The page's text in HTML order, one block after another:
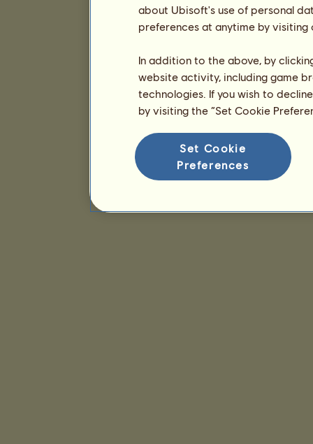
about Ubisoft's use of personal
preferences at anytime by
In addition to the above, by
website activity, including game
technologies. If you wish to
by visiting the “Set Cookie
Set Cookie
Preferences